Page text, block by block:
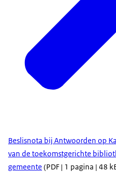
Beslisnota bij Antwoorden op
van de toekomstgerichte
gemeente (PDF | 1 pagina | 48